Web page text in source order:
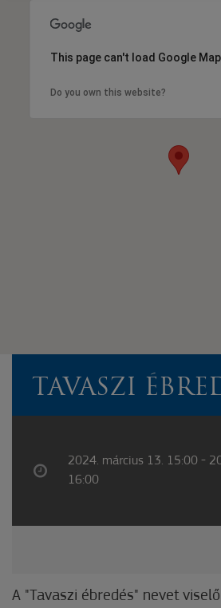
This page can't load Google
Do you own this website?
TAVASZI
2024. március 13. 15:00 -
16:00
A "Tavaszi ébredés" nevet